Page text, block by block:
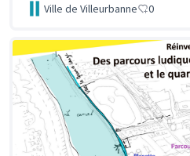
Ville de Villeurbanne 0